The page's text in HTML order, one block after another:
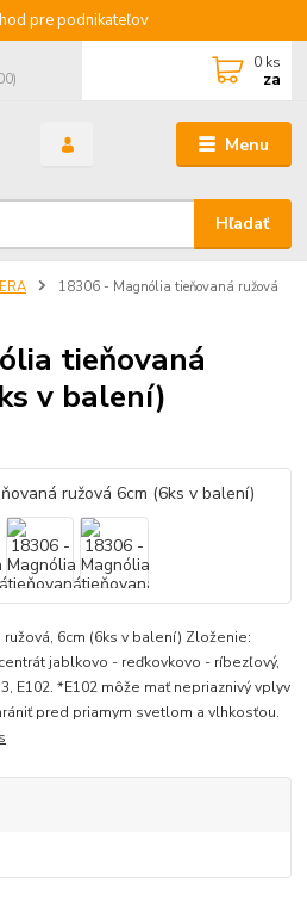
pre podnikateľov
Menu
Hľadať
0 ks
za
18306 - Magnólia tieňovaná ružová
tieňovaná
v balení)
6cm (6ks v balení) Zloženie:
jablkovo - reďkovkovo - ríbezľový,
E102. *E102 môže mať nepriaznivý vplyv
pred priamym svetlom a vlhkosťou.